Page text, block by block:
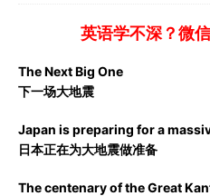
英语学不深？微
The Next Big One
下一场大地震
Japan is preparing for a
日本正在为大地震做准备
The centenary of the Great